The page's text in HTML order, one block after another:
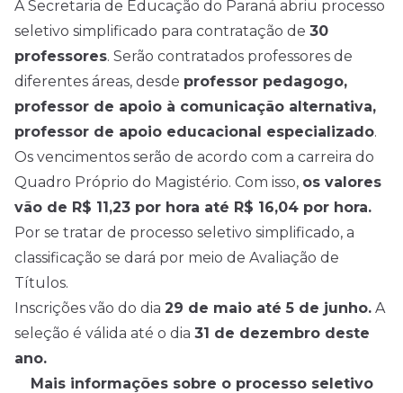
A Secretaria de Educação do Paraná abriu processo
seletivo simplificado para contratação de 30
professores. Serão contratados professores de
diferentes áreas, desde professor pedagogo,
professor de apoio à comunicação alternativa,
professor de apoio educacional especializado.
Os vencimentos serão de acordo com a carreira do
Quadro Próprio do Magistério. Com isso, os valores
vão de R$ 11,23 por hora até R$ 16,04 por hora.
Por se tratar de processo seletivo simplificado, a
classificação se dará por meio de Avaliação de
Títulos.
Inscrições vão do dia 29 de maio até 5 de junho. A
seleção é válida até o dia 31 de dezembro deste
ano.
Mais informações sobre o processo seletivo